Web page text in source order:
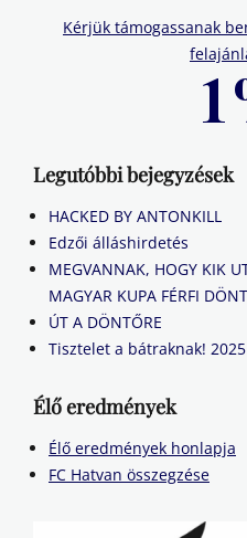
Kérjük támogassanak
Legutóbbi bejegyzések
HACKED BY ANTONKILL
Edzői álláshirdetés
MEGVANNAK, HOGY KIK
MAGYAR KUPA FÉRFI
ÚT A DÖNTŐRE
Tisztelet a bátraknak!
Élő eredmények
Élő eredmények honlapja
FC Hatvan összegzése